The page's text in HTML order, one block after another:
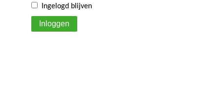
Ingelogd blijven
Inloggen